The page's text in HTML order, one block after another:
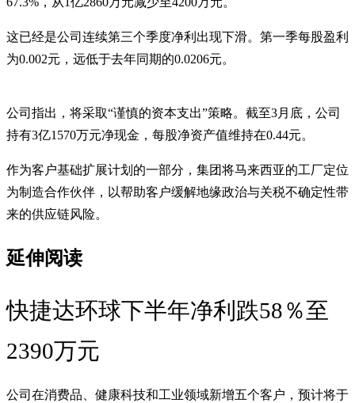
这已经是公司连续第三个季度净利出现下滑。第一季每股盈利
为0.002元，远低于去年同期的0.0206元。
公司指出，将采取“谨慎的资本支出”策略。截至3月底，公司
持有3亿1570万元净现金，每股净资产值维持在0.44元。
作为客户基础扩展计划的一部分，集团将马来西亚的工厂定位
为制造合作伙伴，以帮助客户缓解地缘政治与关税不确定性带
来的供应链风险。
延伸阅读
快捷达环球下半年净利跌58％至
2390万元
公司在消费品、健康科技和工业领域新增五个客户，预计将于